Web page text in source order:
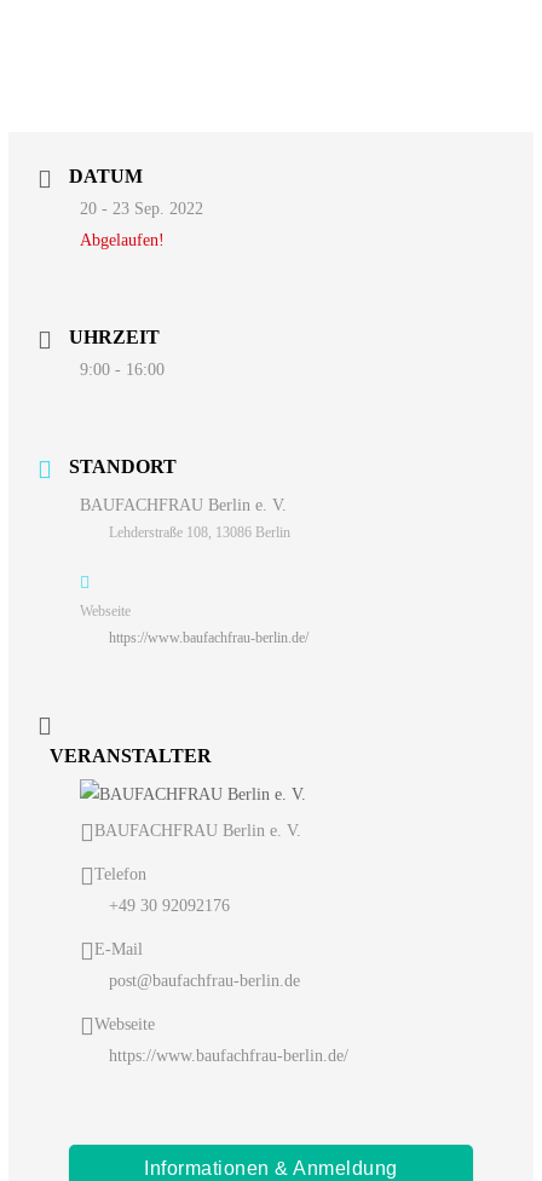
DATUM
20 - 23 Sep. 2022
Abgelaufen!
UHRZEIT
9:00 - 16:00
STANDORT
BAUFACHFRAU Berlin e. V.
Lehderstraße 108, 13086 Berlin
Webseite
https://www.baufachfrau-berlin.de/
VERANSTALTER
BAUFACHFRAU Berlin e. V.
Telefon
+49 30 92092176
E-Mail
post@baufachfrau-berlin.de
Webseite
https://www.baufachfrau-berlin.de/
Informationen & Anmeldung